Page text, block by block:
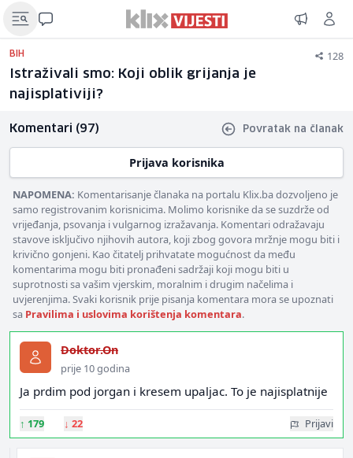
BIH 128
Istraživali smo: Koji oblik grijanja je
najisplativiji?
Komentari (97) Povratak na članak
Prijava korisnika
NAPOMENA: Komentarisanje članaka na portalu Klix.ba dozvoljeno je
samo registrovanim korisnicima. Molimo korisnike da se suzdrže od
vrijeđanja, psovanja i vulgarnog izražavanja. Komentari odražavaju
stavove isključivo njihovih autora, koji zbog govora mržnje mogu biti i
krivično gonjeni. Kao čitatelj prihvatate mogućnost da među
komentarima mogu biti pronađeni sadržaji koji mogu biti u
suprotnosti sa vašim vjerskim, moralnim i drugim načelima i
uvjerenjima. Svaki korisnik prije pisanja komentara mora se upoznati
sa Pravilima i uslovima korištenja komentara.
Doktor.On
prije 10 godina
Ja prdim pod jorgan i kresem upaljac. To je najisplatnije
↑ 179 ↓ 22 Prijavi